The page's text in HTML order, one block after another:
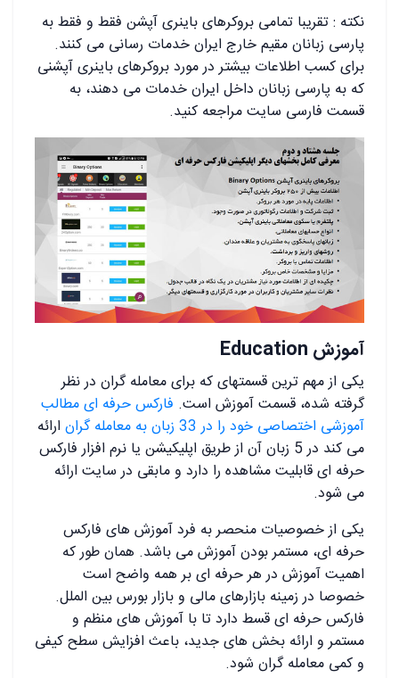
نکته : تقریبا تمامی بروکرهای باینری آپشن فقط و فقط به
پارسی زبانان مقیم خارج ایران خدمات رسانی می کنند.
برای کسب اطلاعات بیشتر در مورد بروکرهای باینری آپشنی
که به پارسی زبانان داخل ایران خدمات می دهند، به
قسمت فارسی سایت مراجعه کنید.
آموزش Education
یکی از مهم ترین قسمتهای که برای معامله گران در نظر
گرفته شده، قسمت آموزش است. فارکس حرفه ای مطالب
آموزشی اختصاصی خود را در 33 زبان به معامله گران
ارائه
می کند در 5 زبان آن از طریق اپلیکیشن یا نرم افزار فارکس
حرفه ای قابلیت مشاهده را دارد و مابقی در سایت ارائه
می شود.
یکی از خصوصیات منحصر به فرد آموزش های فارکس
حرفه ای، مستمر بودن آموزش می باشد. همان طور که
اهمیت آموزش در هر حرفه ای بر همه واضح است
خصوصا در زمینه بازارهای مالی و بازار بورس بین الملل.
فارکس حرفه ای قسط دارد تا با آموزش های منظم و
مستمر و ارائه بخش های جدید، باعث افزایش سطح کیفی
و کمی معامله گران شود.